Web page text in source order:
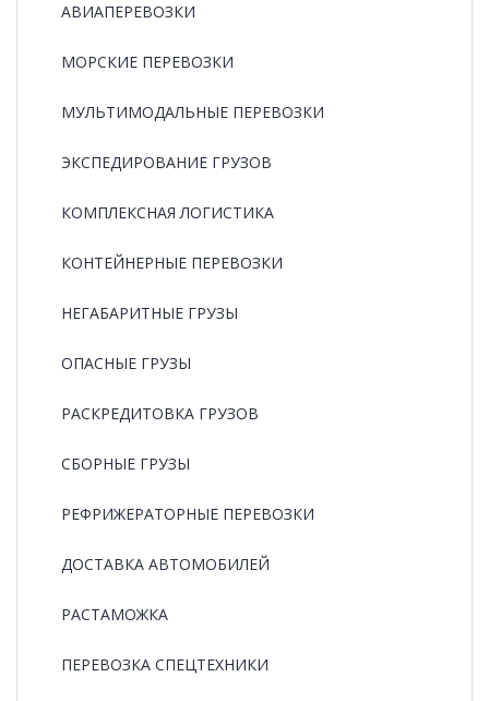
АВИАПЕРЕВОЗКИ
МОРСКИЕ ПЕРЕВОЗКИ
МУЛЬТИМОДАЛЬНЫЕ ПЕРЕВОЗКИ
ЭКСПЕДИРОВАНИЕ ГРУЗОВ
КОМПЛЕКСНАЯ ЛОГИСТИКА
КОНТЕЙНЕРНЫЕ ПЕРЕВОЗКИ
НЕГАБАРИТНЫЕ ГРУЗЫ
ОПАСНЫЕ ГРУЗЫ
РАCКРЕДИТОВКА ГРУЗОВ
СБОРНЫЕ ГРУЗЫ
РЕФРИЖЕРАТОРНЫЕ ПЕРЕВОЗКИ
ДОСТАВКА АВТОМОБИЛЕЙ
РАСТАМОЖКА
ПЕРЕВОЗКА СПЕЦТЕХНИКИ